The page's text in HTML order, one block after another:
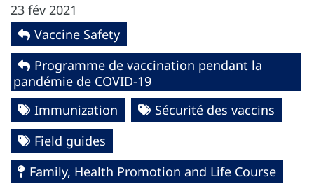
23 fév 2021
Vaccine Safety
Programme de vaccination pendant la
pandémie de COVID-19
Immunization
Sécurité des vaccins
Field guides
Family, Health Promotion and Life Course